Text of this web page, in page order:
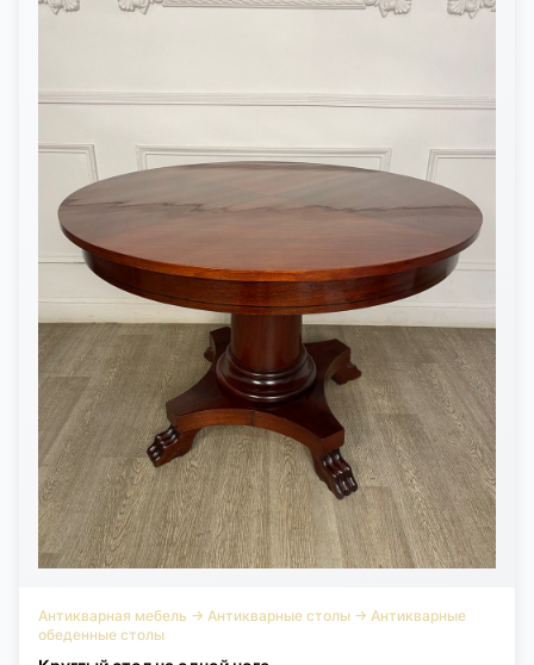
Антикварная мебель → Антикварные столы → Антикварные
обеденные столы